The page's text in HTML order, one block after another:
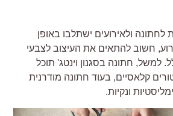
ולאירועים ישתלבו באופן
חשוב להתאים את העיצוב לצבעי
חתונה בסגנון וינטג' תוכל
קלאסיים, בעוד חתונה מודרנית
ונקיות.